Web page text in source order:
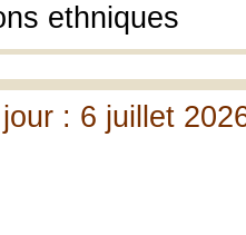
ethniques
: 6 juillet